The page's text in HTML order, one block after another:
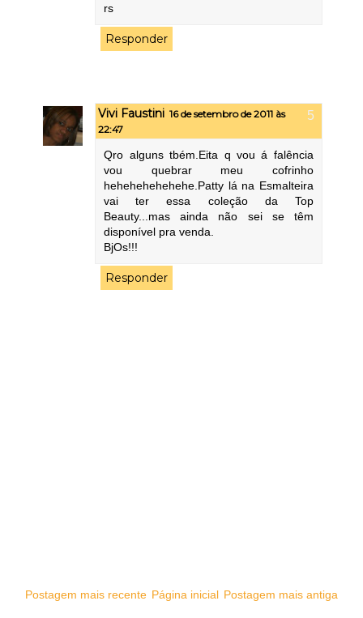
rs
Responder
Vivi Faustini 16 de setembro de 2011 às
22:47
Qro alguns tbém.Eita q vou á falência
vou quebrar meu cofrinho
hehehehehehehe.Patty lá na Esmalteira
vai ter essa coleção da Top
Beauty...mas ainda não sei se têm
disponível pra venda.
BjOs!!!
Responder
Postagem mais recente Postagem mais antiga
Página inicial